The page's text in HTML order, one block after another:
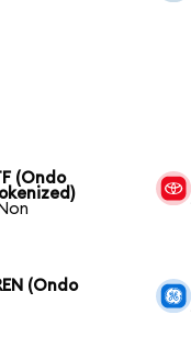
(Ondo
(Ondo